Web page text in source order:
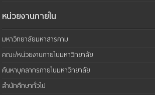
หน่วยงานภายใน
มหาวิทยาลัยมหาสารคาม
คณะ/หน่วยงานภายในมหาวิทยาลัย
ค้นหาบุคลากรภายในมหาวิทยาลัย
สำนักศึกษาทั่วไป